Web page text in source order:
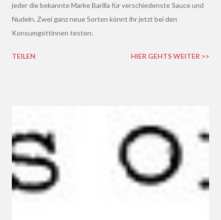
jeder die bekannte Marke Barilla für verschiedenste Sauce und
Nudeln. Zwei ganz neue Sorten könnt ihr jetzt bei den
Konsumgöttinnen testen:
TEILEN HIER GEHTS WEITER >>